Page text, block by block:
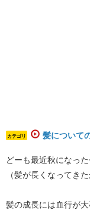
カテゴリ 髪について
どーも最近秋になっ
（髪が長くなってき
髪の成長には血行が